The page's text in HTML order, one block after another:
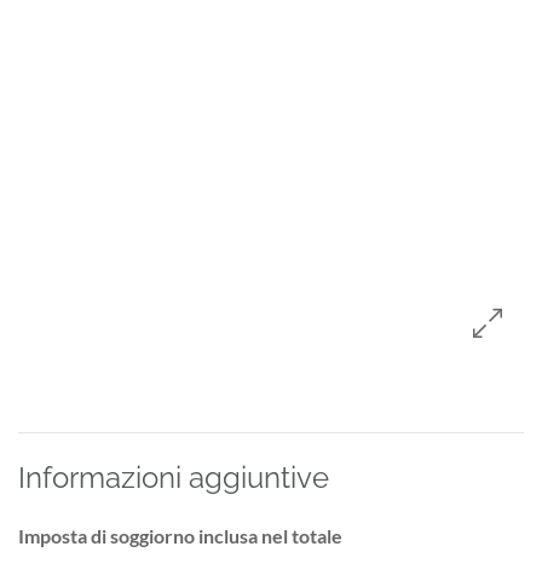
Informazioni aggiuntive
Imposta di soggiorno inclusa nel totale